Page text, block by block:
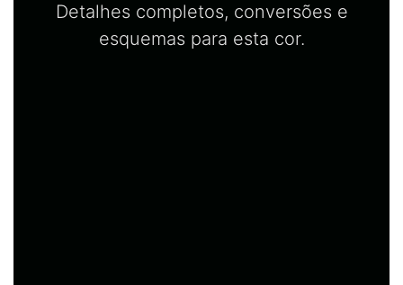
Detalhes completos, conversões e
esquemas para esta cor.